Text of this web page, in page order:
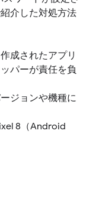
介した対処方法
成されたアプリ
パーが責任を負
ジョンや機種に
8（Android